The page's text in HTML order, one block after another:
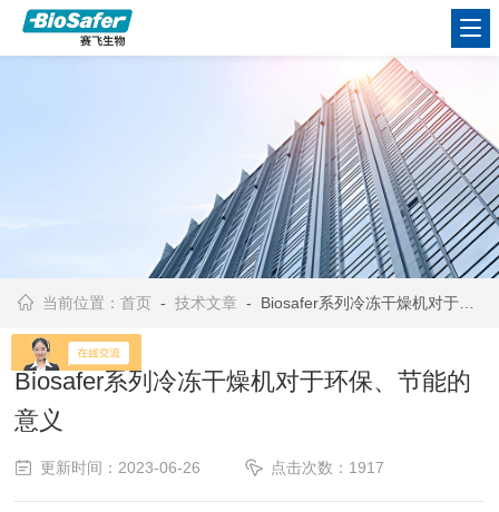
当前位置：首页 -技术文章 - Biosafer系列冷冻干燥机对于环保、节能的意义
Biosafer系列冷冻干燥机对于环保、节能的
意义
更新时间：2023-06-26 点击次数：1917